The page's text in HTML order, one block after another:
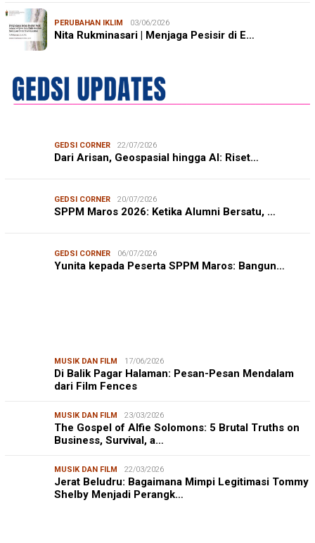
PERUBAHAN IKLIM 03/06/2026
Nita Rukminasari | Menjaga Pesisir di E…
GEDSI CORNER 22/07/2026
Dari Arisan, Geospasial hingga AI: Riset…
GEDSI CORNER 20/07/2026
SPPM Maros 2026: Ketika Alumni Bersatu, …
GEDSI CORNER 06/07/2026
Yunita kepada Peserta SPPM Maros: Bangun…
MUSIK DAN FILM 17/06/2026
Di Balik Pagar Halaman: Pesan-Pesan Mendalam
dari Film Fences
MUSIK DAN FILM 23/03/2026
The Gospel of Alfie Solomons: 5 Brutal Truths on
Business, Survival, a…
MUSIK DAN FILM 22/03/2026
Jerat Beludru: Bagaimana Mimpi Legitimasi Tommy
Shelby Menjadi Perangk…